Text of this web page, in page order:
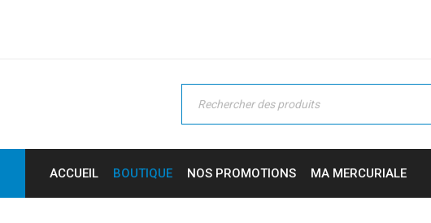
ACCUEIL BOUTIQUE NOS PROMOTIONS MA MERCURIALE